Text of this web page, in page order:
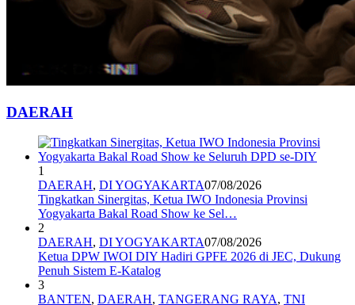
DAERAH
1
DAERAH, DI YOGYAKARTA07/08/2026
Tingkatkan Sinergitas, Ketua IWO Indonesia Provinsi
Yogyakarta Bakal Road Show ke Sel…
2
DAERAH, DI YOGYAKARTA07/08/2026
Ketua DPW IWOI DIY Hadiri GPFE 2026 di JEC, Dukung
Penuh Sistem E-Katalog
3
BANTEN, DAERAH, TANGERANG RAYA, TNI